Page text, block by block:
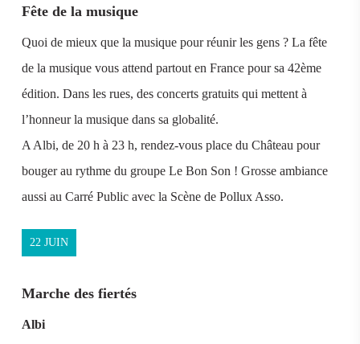
Fête de la musique
Quoi de mieux que la musique pour réunir les gens ? La fête
de la musique vous attend partout en France pour sa 42ème
édition. Dans les rues, des concerts gratuits qui mettent à
l’honneur la musique dans sa globalité.
A Albi, de 20 h à 23 h, rendez-vous place du Château pour
bouger au rythme du groupe Le Bon Son ! Grosse ambiance
aussi au Carré Public avec la Scène de Pollux Asso.
22 JUIN
Marche des fiertés
Albi